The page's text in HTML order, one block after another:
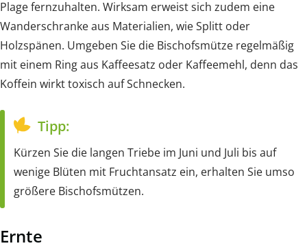
Plage fernzuhalten. Wirksam erweist sich zudem eine
Wanderschranke aus Materialien, wie Splitt oder
Holzspänen. Umgeben Sie die Bischofsmütze regelmäßig
mit einem Ring aus Kaffeesatz oder Kaffeemehl, denn das
Koffein wirkt toxisch auf Schnecken.
Tipp:
Kürzen Sie die langen Triebe im Juni und Juli bis auf
wenige Blüten mit Fruchtansatz ein, erhalten Sie umso
größere Bischofsmützen.
Ernte